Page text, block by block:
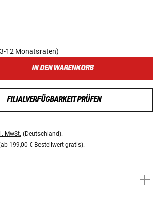
12 Monatsraten)
IN DEN WARENKORB
FILIALVERFÜGBARKEIT PRÜFEN
MwSt. (Deutschland).
199,00 € Bestellwert gratis).